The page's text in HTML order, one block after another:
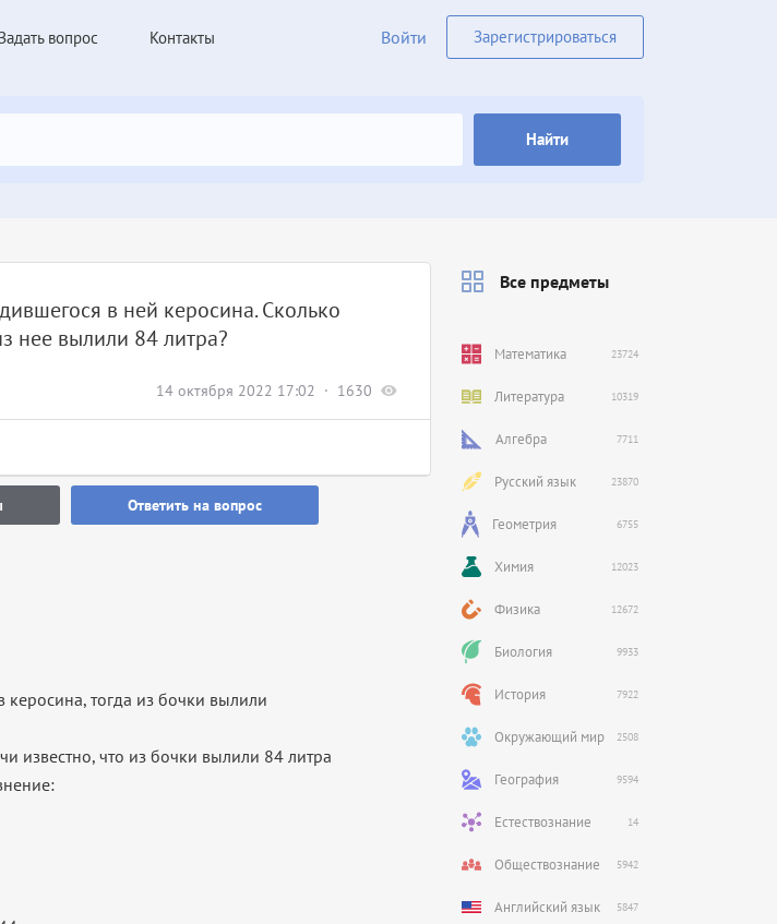
вопрос Контакты Войти Зарегистрироваться
Найти
14 октября 2022 17:02 1630
в ней керосина. Сколько
нее вылили 84 литра?
Ответить на вопрос
тогда из бочки вылили
известно, что из бочки вылили 84 литра
Все предметы
Математика 23724
Литература 10319
Алгебра 7711
Русский язык 23870
Геометрия 6755
Химия 12023
Физика 12672
Биология 9933
История 7922
Окружающий мир 2508
География 9594
Естествознание 14
Обществознание 5942
Английский язык 5847